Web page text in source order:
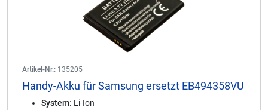
Artikel-Nr.: 135205
Handy-Akku für Samsung ersetzt EB494358VU
System: Li-Ion